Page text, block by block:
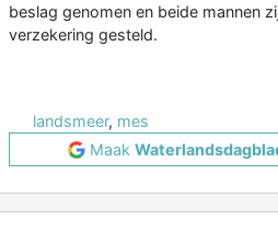
beslag genomen en beide mannen
verzekering gesteld.
landsmeer, mes
Maak